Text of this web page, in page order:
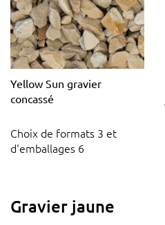
Yellow Sun gravier
concassé
Choix de formats 3 et
d'emballages 6
Gravier jaune